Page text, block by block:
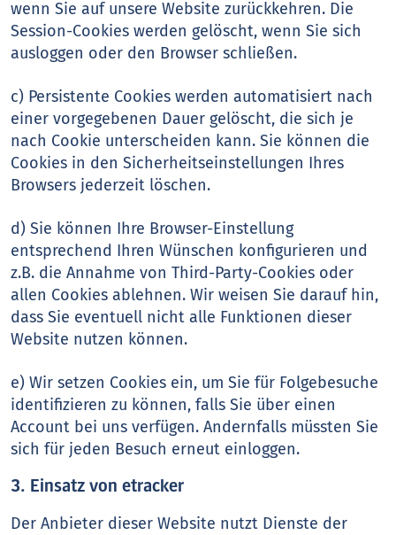
wenn Sie auf unsere Website zurückkehren. Die
Session-Cookies werden gelöscht, wenn Sie sich
ausloggen oder den Browser schließen.
c) Persistente Cookies werden automatisiert nach
einer vorgegebenen Dauer gelöscht, die sich je
nach Cookie unterscheiden kann. Sie können die
Cookies in den Sicherheitseinstellungen Ihres
Browsers jederzeit löschen.
d) Sie können Ihre Browser-Einstellung
entsprechend Ihren Wünschen konfigurieren und
z.B. die Annahme von Third-Party-Cookies oder
allen Cookies ablehnen. Wir weisen Sie darauf hin,
dass Sie eventuell nicht alle Funktionen dieser
Website nutzen können.
e) Wir setzen Cookies ein, um Sie für Folgebesuche
identifizieren zu können, falls Sie über einen
Account bei uns verfügen. Andernfalls müssten Sie
sich für jeden Besuch erneut einloggen.
3. Einsatz von etracker
Der Anbieter dieser Website nutzt Dienste der